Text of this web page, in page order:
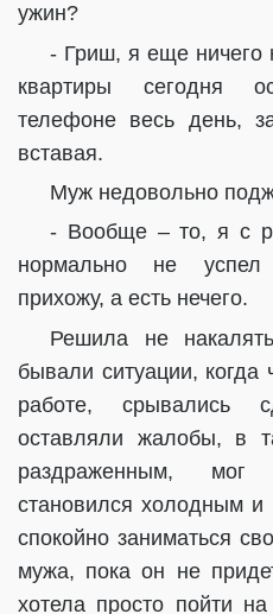
ужин?
- Гриш, я еще ничего
квартиры сегодня
телефоне весь день,
вставая.
Муж недовольно
- Вообще – то, я с
нормально не успел
прихожу, а есть нечего.
Решила не
бывали ситуации, когда
работе, срывались
оставляли жалобы, в
раздраженным, мог
становился холодным
спокойно заниматься
мужа, пока он не
хотела просто пойти